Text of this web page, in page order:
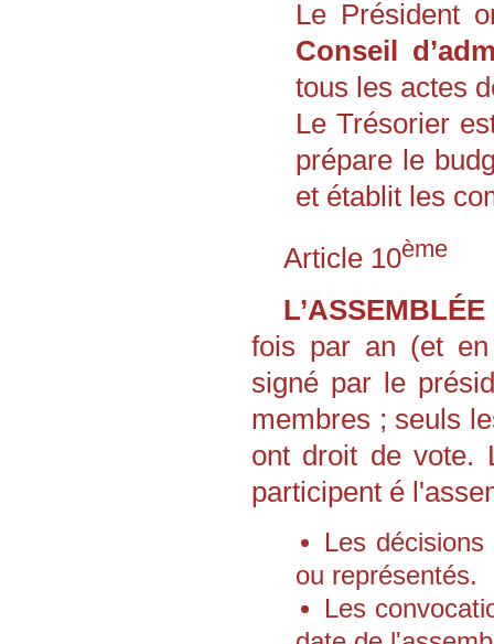
Le Président
Conseil
tous les actes
Le Trésorier
prépare le
et établit les
Article 10ème
fois par an (et
signé par le
membres ; seuls
ont droit de vote.
participent é
Les
ou représentés.
Les